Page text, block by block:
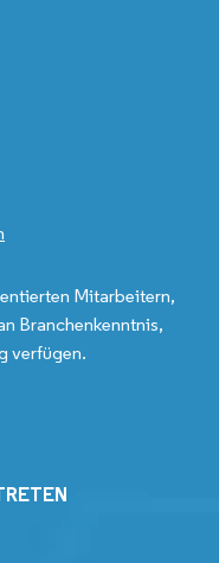
Mitarbeitern,
Branchenkenntnis,
verfügen.